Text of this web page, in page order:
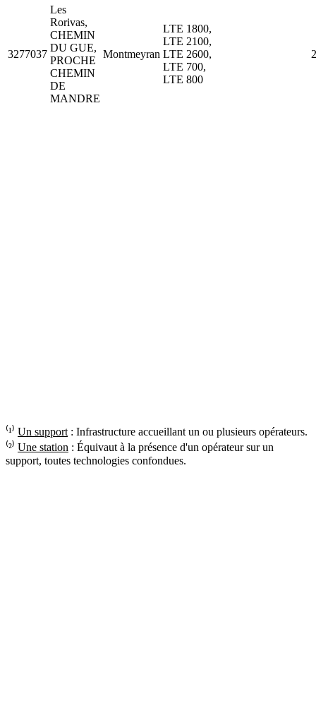
3277037
Les
Rorivas,
CHEMIN
DU GUE,
PROCHE
CHEMIN
DE
MANDRE
Montmeyran
LTE 1800,
LTE 2100,
LTE 2600,
LTE 700,
LTE 800
⁽¹⁾ Un support : Infrastructure accueillant un ou plusieurs opérateurs.
⁽²⁾ Une station : Équivaut à la présence d'un opérateur sur un
support, toutes technologies confondues.